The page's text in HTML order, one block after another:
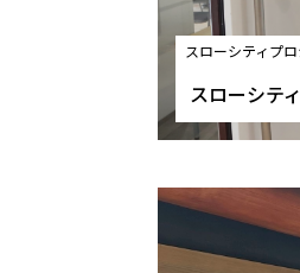
スローシティプ
スローシテ